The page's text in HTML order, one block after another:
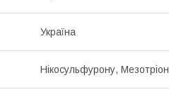
Україна
Нікосульфурону, Мезотріон